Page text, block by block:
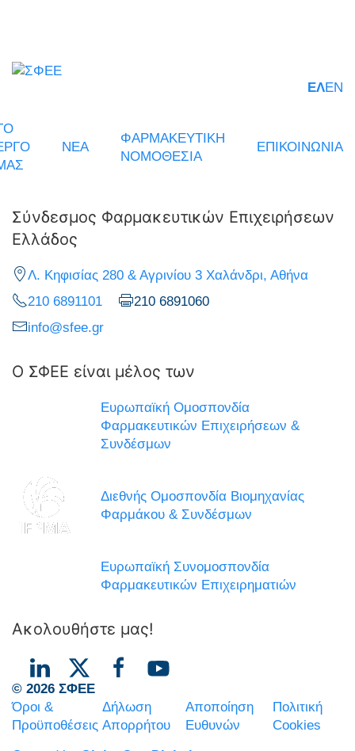
ΕΛEN
ΝΕΑ
ΦΑΡΜΑΚΕΥΤΙΚΗ
ΝΟΜΟΘΕΣΙΑ
ΕΠΙΚΟΙΝΩΝΙΑ
Σύνδεσμος Φαρμακευτικών Επιχειρήσεων
Ελλάδος
Λ. Κηφισίας 280 & Αγρινίου 3 Χαλάνδρι, Αθήνα
210 6891101
210 6891060
info@sfee.gr
Ο ΣΦΕΕ είναι μέλος των
Ευρωπαϊκή Ομοσπονδία
Φαρμακευτικών Επιχειρήσεων &
Συνδέσμων
Διεθνής Ομοσπονδία Βιομηχανίας
Φαρμάκου & Συνδέσμων
Ευρωπαϊκή Συνομοσπονδία
Φαρμακευτικών Επιχειρηματιών
Ακολουθήστε μας!
© 2026 ΣΦΕΕ
Όροι &
Προϋποθέσεις
Δήλωση
Απορρήτου
Αποποίηση
Ευθυνών
Πολιτική
Cookies